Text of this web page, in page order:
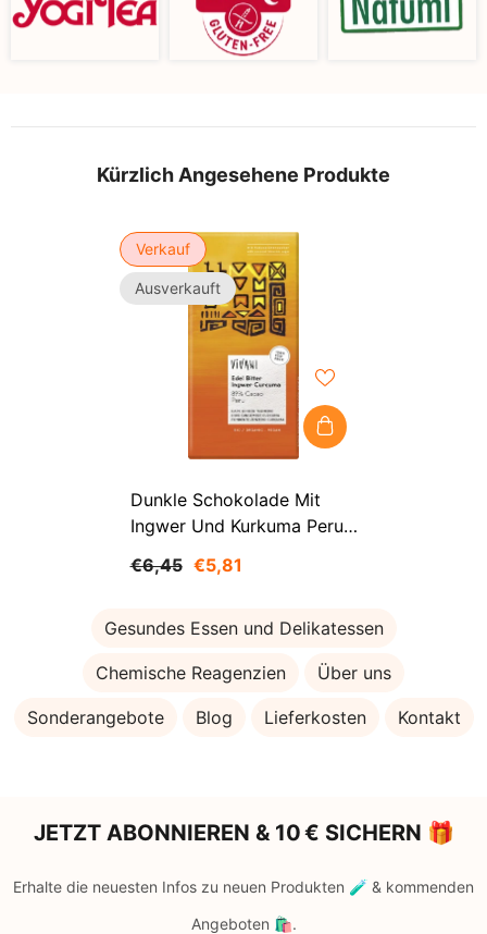
Kürzlich Angesehene Produkte
Verkauf
Ausverkauft
Dunkle Schokolade Mit
Ingwer Und Kurkuma Peru
€6,45 €5,81
Gesundes Essen und Delikatessen
Chemische Reagenzien Über uns
Sonderangebote Blog Lieferkosten Kontakt
JETZT ABONNIEREN & 10 € SICHERN 🎁
Erhalte die neuesten Infos zu neuen Produkten 🧪 & kommenden
Angeboten 🛍️.